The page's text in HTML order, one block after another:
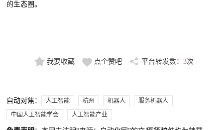
的生态圈。
我要收藏 点个赞吧 平台转发数： 3次
自动对焦： 人工智能 杭州 机器人
服务机器人
中国人工智能学会
人工智能产业